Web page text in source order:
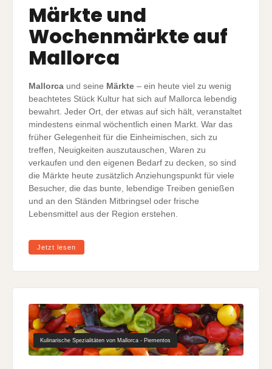
Märkte und
Wochenmärkte auf
Mallorca
Mallorcaund seine Märkte– ein heute viel zu wenig
beachtetes Stück Kultur hat sich auf Mallorca lebendig
bewahrt. Jeder Ort, der etwas auf sich hält, veranstaltet
mindestens einmal wöchentlich einen Markt. War das
früher Gelegenheit für die Einheimischen, sich zu
treffen, Neuigkeiten auszutauschen, Waren zu
verkaufen und den eigenen Bedarf zu decken, so sind
die Märkte heute zusätzlich Anziehungspunkt für viele
Besucher, die das bunte, lebendige Treiben genießen
und an den Ständen Mitbringsel oder frische
Lebensmittel aus der Region erstehen.
Jetzt lesen
Kulinarische Spezialitäten von Mallorca - Piementos